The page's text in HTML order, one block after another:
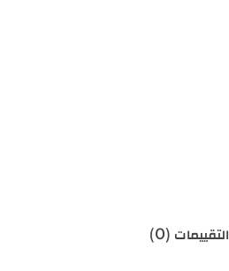
التقييمات (0)